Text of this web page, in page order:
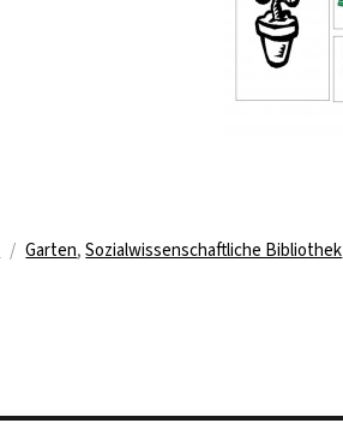
Schlagwörter
Garten,Sozialwissenschaftliche Bibliothek